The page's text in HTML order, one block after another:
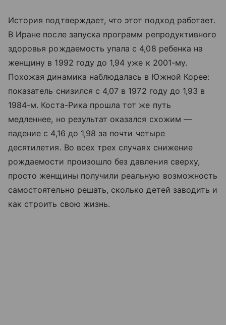
История подтверждает, что этот подход работает.
В Иране после запуска программ репродуктивного
здоровья рождаемость упала с 4,08 ребенка на
женщину в 1992 году до 1,94 уже к 2001-му.
Похожая динамика наблюдалась в Южной Корее:
показатель снизился с 4,07 в 1972 году до 1,93 в
1984-м. Коста-Рика прошла тот же путь
медленнее, но результат оказался схожим —
падение с 4,16 до 1,98 за почти четыре
десятилетия. Во всех трех случаях снижение
рождаемости произошло без давления сверху,
просто женщины получили реальную возможность
самостоятельно решать, сколько детей заводить и
как строить свою жизнь.